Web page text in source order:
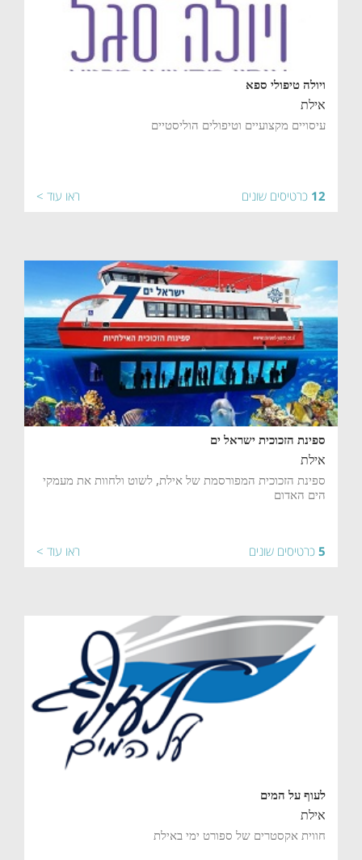
ויולה טיפולי ספא
אילת
עיסויים מקצועיים וטיפולים הוליסטיים
12 כרטיסים שונים ראו עוד >
ספינת הזכוכית ישראל ים
אילת
ספינת הזכוכית המפורסמת של אילת, לשוט ולחוות את מעמקי
הים האדום
5 כרטיסים שונים ראו עוד >
לעוף על המים
אילת
חווית אקסטרים של ספורט ימי באילת